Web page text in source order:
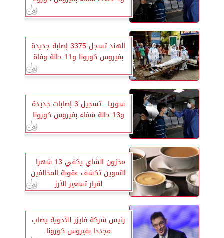
الهند تسجل 3375 إصابة جديدة
بفيروس كورونا و11 حالة وفاة
سوريا.. تسجيل 3 إصابات جديدة
و13 حالة شفاء بفيروس كورونا
مخزون الشاي يكفي 13 شهرا..
التموين تكشف عقوبة المخالفين
لقرار تسعير الأرز
رئيس شركة فايزر للأدوية يصاب
مجددا بفيروس كورونا